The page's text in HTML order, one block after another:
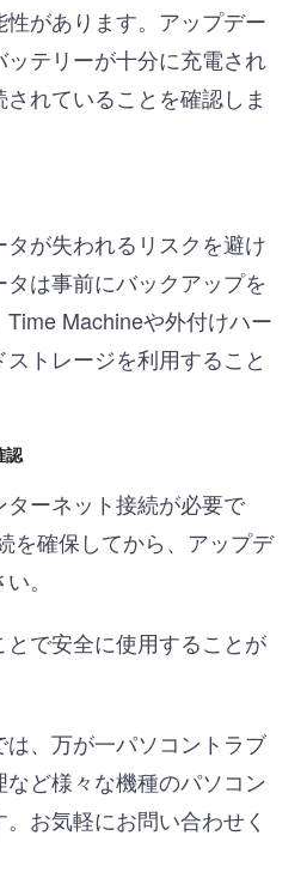
があります。アップデー
ッテリーが十分に充電され
れていることを確認しま
が失われるリスクを避け
は事前にバックアップを
Machineや外付けハー
トレージを利用すること
認
ーネット接続が必要で
を確保してから、アップデ
。
で安全に使用することが
、万が一パソコントラブ
ど様々な機種のパソコン
お気軽にお問い合わせく